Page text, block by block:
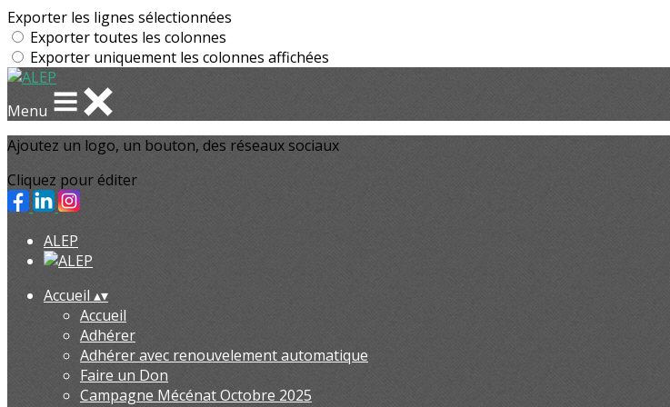
Exporter les lignes sélectionnées
Exporter toutes les colonnes
Exporter uniquement les colonnes affichées
Menu
Ajoutez un logo, un bouton, des réseaux sociaux
Cliquez pour éditer
ALEP
Accueil ▴▾
Accueil
Adhérer
Adhérer avec renouvelement automatique
Faire un Don
Campagne Mécénat Octobre 2025